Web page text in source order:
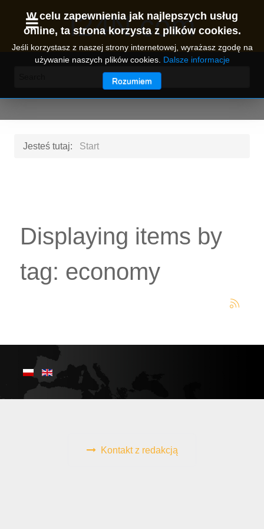
I24N.com
Jesteś tutaj: Start
Displaying items by
tag: economy
Kontakt z redakcją
W celu zapewnienia jak najlepszych usług
online, ta strona korzysta z plików cookies.
Jeśli korzystasz z naszej strony internetowej, wyrażasz zgodę na
używanie naszych plików cookies. Dalsze informacje
Rozumiem